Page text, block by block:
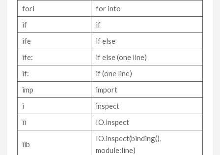
fori
for into
if
if
ife
if else
ife:
if else (one line)
if:
if (one line)
imp
import
i
inspect
ii
IO.inspect
iib
IO.inspect(binding(),
module:line)